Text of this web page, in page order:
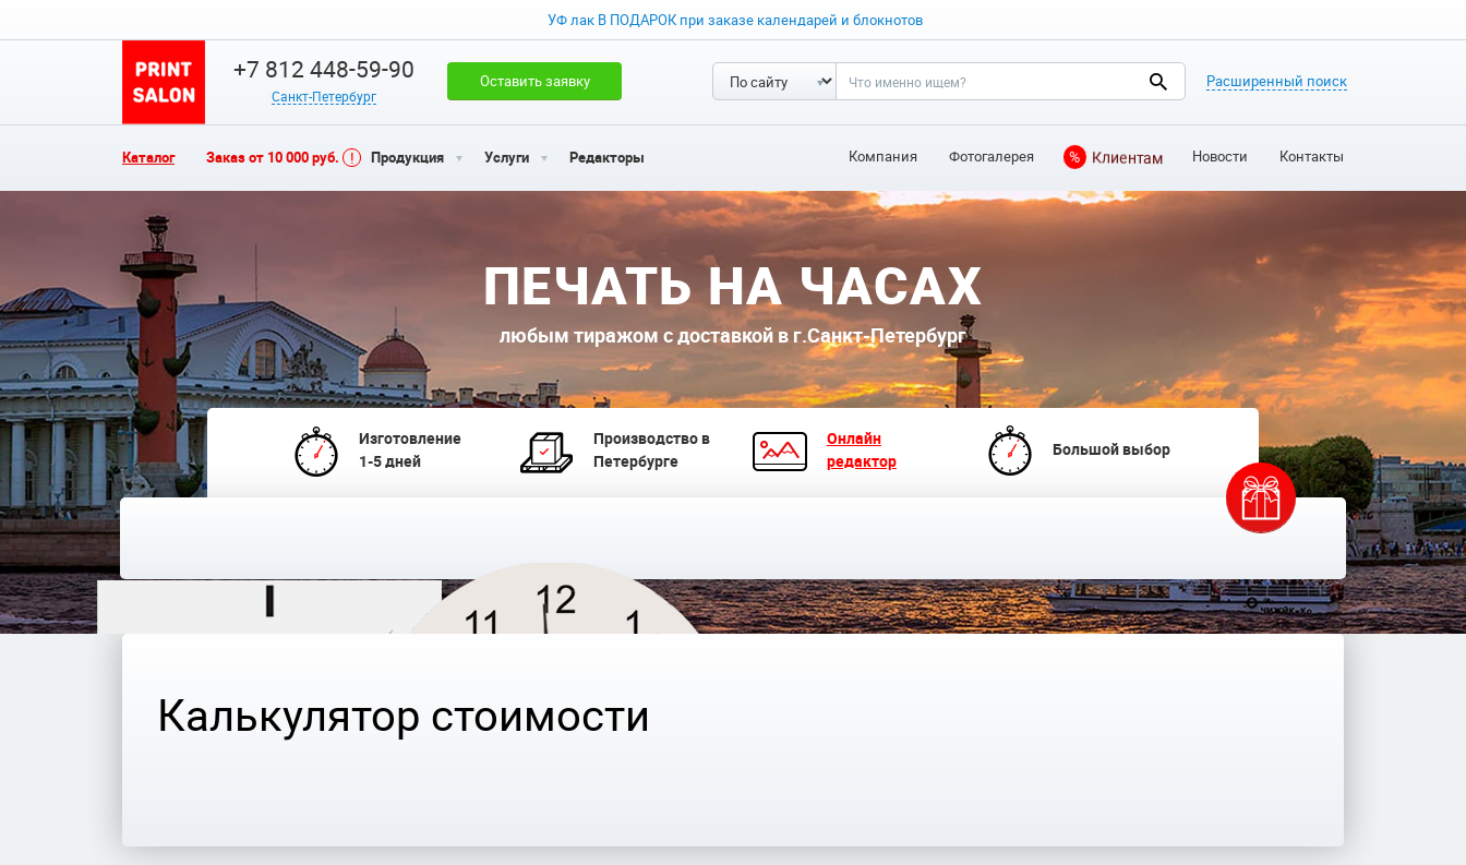
УФ лак В ПОДАРОК при заказе календарей и блокнотов
+7 812 448-59-90
Санкт-Петербург
Оставить заявку Расширенный поиск
Каталог Заказ от 10 000 руб. Продукция Услуги Редакторы Компания Фотогалерея % Клиентам Новости Контакты
ПЕЧАТЬ НА ЧАСАХ
любым тиражом с доставкой в г.Санкт-Петербург
Изготовление
1-5 дней
Производство в
Петербурге
Онлайн
редактор
Большой выбор
Калькулятор стоимости